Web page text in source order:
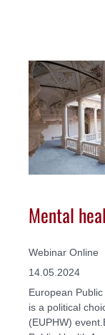
Mental
Webinar Online
14.05.2024
European
is a political
(EUPHW)